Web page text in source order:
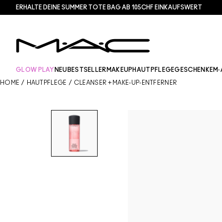
ERHALTE DEINE SUMMER TOTE BAG AB 105CHF EINKAUFSWERT​
GLOW PLAY NEU BESTSELLER MAKEUP HAUTPFLEGEGESCHENKE
HOME / HAUTPFLEGE / CLEANSER + MAKE-UP-ENTFERNER